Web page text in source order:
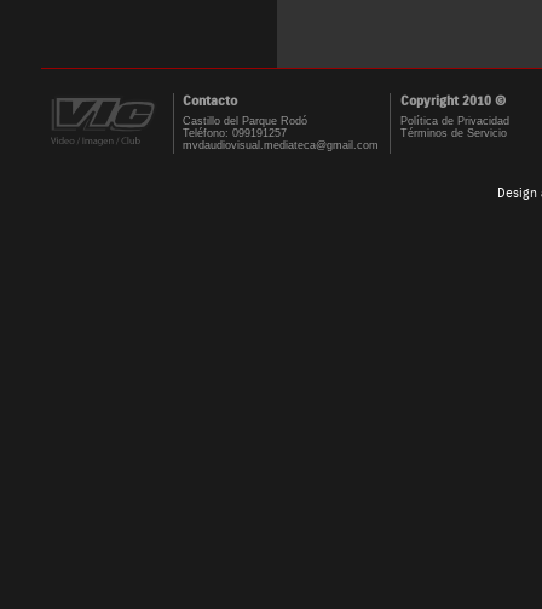
Contacto Copyright 2010 ©
Castillo del Parque Rodó
Teléfono: 099191257
mvdaudiovisual.mediateca@gmail.com
Política de Privacidad
Términos de Servicio